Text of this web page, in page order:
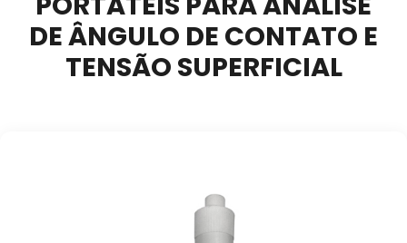
DE ÂNGULO DE CONTATO E
TENSÃO SUPERFICIAL